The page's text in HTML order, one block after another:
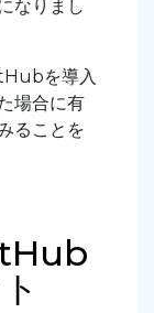
なりまし
を導入
場合に有
ることを